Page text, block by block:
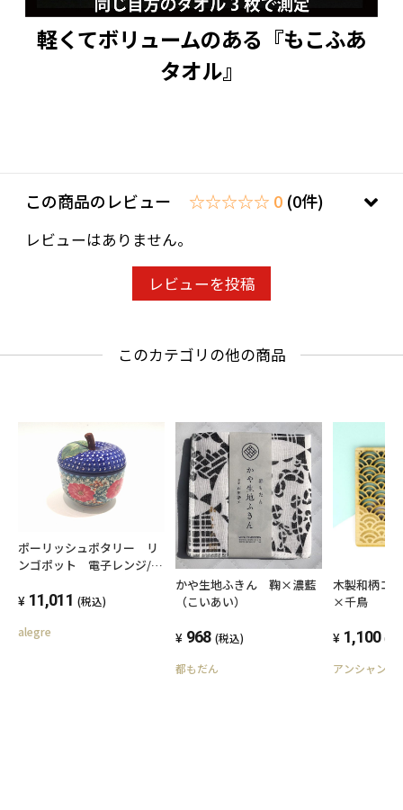
軽くてボリュームのある『もこふあ
タオル』
この商品のレビュー ☆☆☆☆☆ 0 (0件)
レビューはありません。
レビューを投稿
このカテゴリの他の商品
ポーリッシュポタリー リ
ンゴポット 電子レンジ/オ
11,011 (税込)
alegre
かや生地ふきん 鞠×濃藍
（こいあい）
968 (税込)
都もだん
木製和柄コ
×千鳥
1,100 (税
アンシャンテ